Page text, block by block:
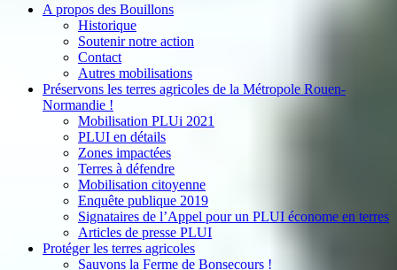
A propos des Bouillons
Historique
Soutenir notre action
Contact
Autres mobilisations
Préservons les terres agricoles de la Métropole Rouen-
Normandie !
Mobilisation PLUi 2021
PLUI en détails
Zones impactées
Terres à défendre
Mobilisation citoyenne
Enquête publique 2019
Signataires de l’Appel pour un PLUI économe en terres
Articles de presse PLUI
Protéger les terres agricoles
Sauvons la Ferme de Bonsecours !